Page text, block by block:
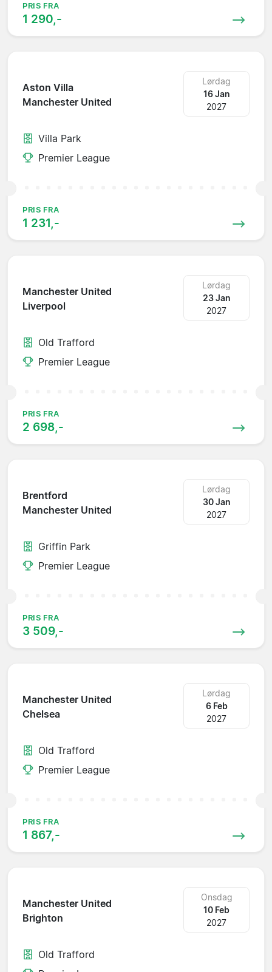
PRIS FRA
1 290,-
Aston Villa
Manchester United
Lørdag
16 Jan
2027
Villa Park
Premier League
PRIS FRA
1 231,-
Manchester United
Liverpool
Lørdag
23 Jan
2027
Old Trafford
Premier League
PRIS FRA
2 698,-
Brentford
Manchester United
Lørdag
30 Jan
2027
Griffin Park
Premier League
PRIS FRA
3 509,-
Manchester United
Chelsea
Lørdag
6 Feb
2027
Old Trafford
Premier League
PRIS FRA
1 867,-
Manchester United
Brighton
Onsdag
10 Feb
2027
Old Trafford